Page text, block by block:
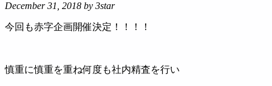
December 31, 2018 by 3star
今回も赤字企画開催決定！！！！
慎重に慎重を重ね何度も社内精査を行い